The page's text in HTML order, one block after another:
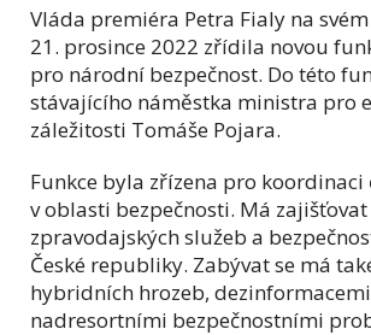
Vláda premiéra Petra Fialy na
21. prosince 2022 zřídila novou
pro národní bezpečnost. Do této
stávajícího náměstka ministra pro
záležitosti Tomáše Pojara.
Funkce byla zřízena pro koordinaci
v oblasti bezpečnosti. Má
zpravodajských služeb a
České republiky. Zabývat se má
hybridních hrozeb,
nadresortními bezpečnostními